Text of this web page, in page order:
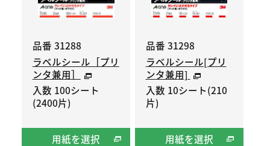
品番 31288
ラベルシール［プリ
ンタ兼用］
入数 100シート
(2400片)
用紙を選択
品番 31298
ラベルシール[プリ
ンタ兼用]
入数 10シート(210
片)
用紙を選択